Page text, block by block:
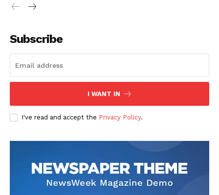
Subscribe
I WANT IN
I've read and accept the Privacy Policy.